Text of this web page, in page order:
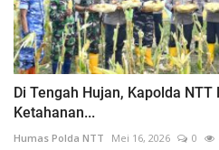
Di Tengah Hujan, Kapolda
Ketahanan...
Humas Polda NTT Mei 16, 2026 0